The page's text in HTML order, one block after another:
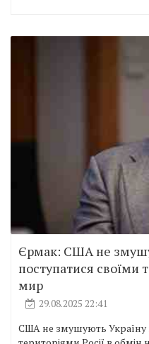
Єрмак: США не
поступатися своїми
мир
29.08.2025 22:41
США не змушують Україну